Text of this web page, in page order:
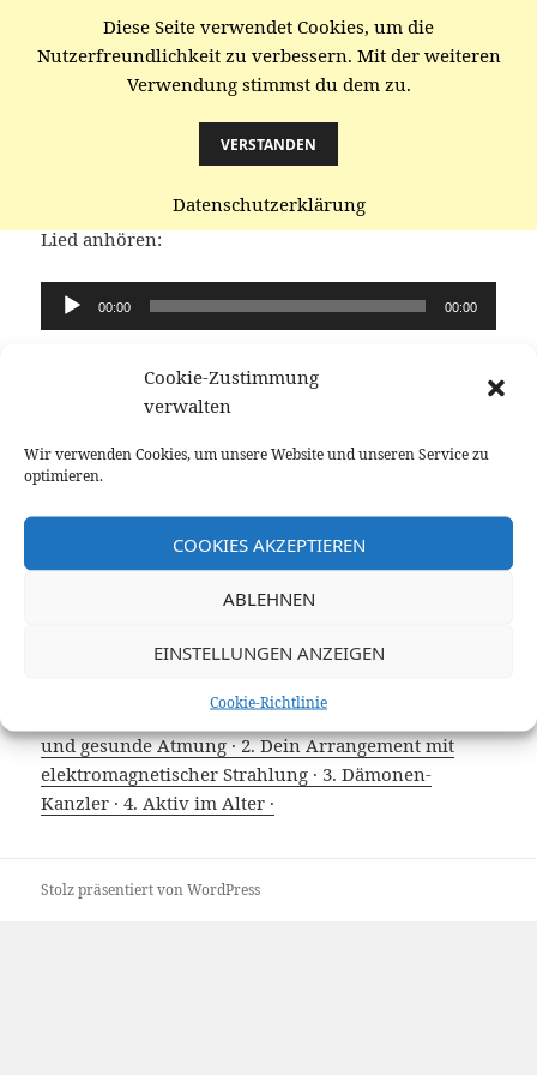
Cookie-Zustimmung
verwalten
Wir verwenden Cookies, um unsere Website und unseren Service zu
optimieren.
COOKIES AKZEPTIEREN
ABLEHNEN
EINSTELLUNGEN ANZEIGEN
Cookie-Richtlinie
gaenze.de
Wie geht ‚gute Tat‘?
Lied anhören:
Audio-
Player
00:00 00:00
Lied selbst singen (üben für mitsingen.org –
Veranstaltung):
mehr erbauliche Lieder:1. Lied für gesunden Hals
und gesunde Atmung ·2. Dein Arrangement mit
elektromagnetischer Strahlung · 3. Dämonen-
Kanzler ·4. Aktiv im Alter ·
Stolz präsentiert von WordPress
Diese Seite verwendet Cookies, um die
Nutzerfreundlichkeit zu verbessern. Mit der weiteren
Verwendung stimmst du dem zu.
VERSTANDEN
Datenschutzerklärung